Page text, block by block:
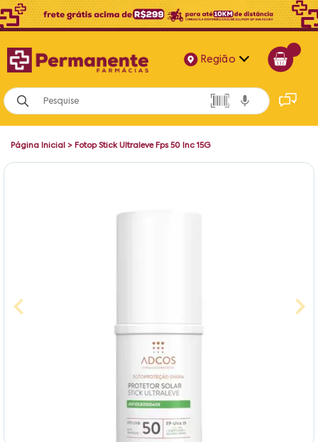
Região
Alagoas
Bahia
Página Inicial > Fotop Stick Ultraleve Fps 50 Inc 15G